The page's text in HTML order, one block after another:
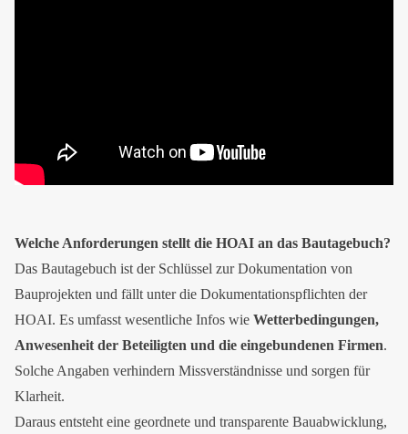
Welche Anforderungen stellt die HOAI an das Bautagebuch?
Das Bautagebuch ist der Schlüssel zur Dokumentation von
Bauprojekten und fällt unter die Dokumentationspflichten der
HOAI. Es umfasst wesentliche Infos wie Wetterbedingungen,
Anwesenheit der Beteiligten und die eingebundenen Firmen.
Solche Angaben verhindern Missverständnisse und sorgen für
Klarheit.
Daraus entsteht eine geordnete und transparente Bauabwicklung,